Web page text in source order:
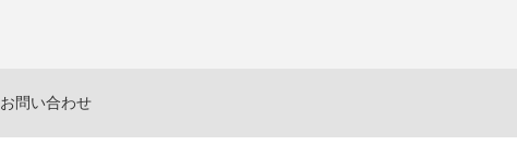
お問い合わせ